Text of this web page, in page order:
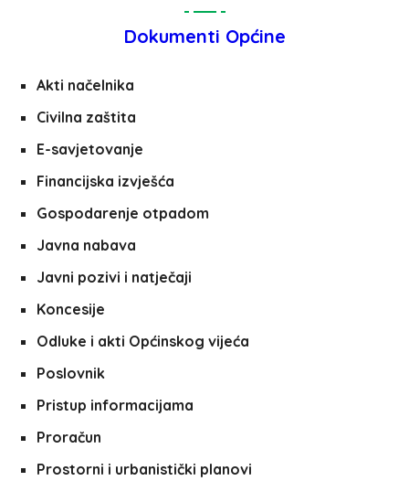
Dokumenti Općine
Akti načelnika
Civilna zaštita
E-savjetovanje
Financijska izvješća
Gospodarenje otpadom
Javna nabava
Javni pozivi i natječaji
Koncesije
Odluke i akti Općinskog vijeća
Poslovnik
Pristup informacijama
Proračun
Prostorni i urbanistički planovi